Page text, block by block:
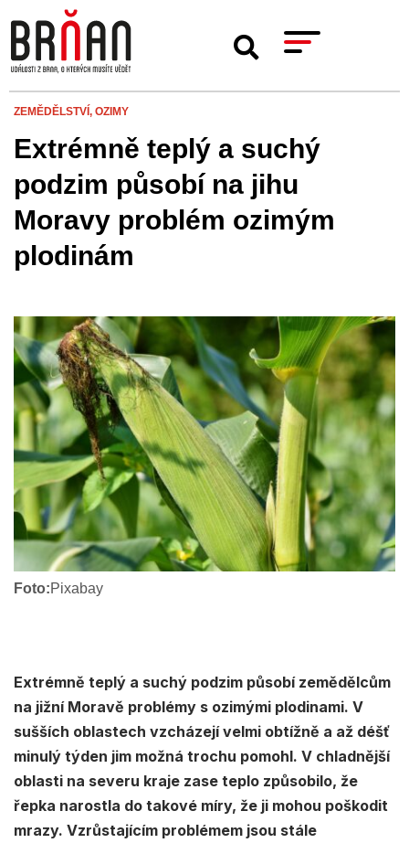
ZEMĚDĚLSTVÍ, OZIMY
Extrémně teplý a suchý
podzim působí na jihu
Moravy problém ozimým
plodinám
Foto:Pixabay
Extrémně teplý a suchý podzim působí zemědělcům
na jižní Moravě problémy s ozimými plodinami. V
sušších oblastech vzcházejí velmi obtížně a až déšť
minulý týden jim možná trochu pomohl. V chladnější
oblasti na severu kraje zase teplo způsobilo, že
řepka narostla do takové míry, že ji mohou poškodit
mrazy. Vzrůstajícím problémem jsou stále